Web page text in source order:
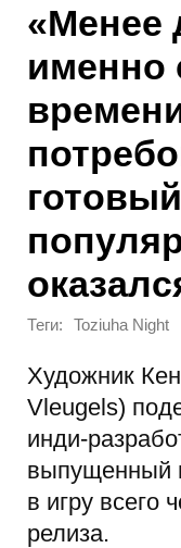
«Менее
именно
Теги: Toziuha Night
Художник
Vleugels)
инди-
выпущенный
в игру всего
релиза.